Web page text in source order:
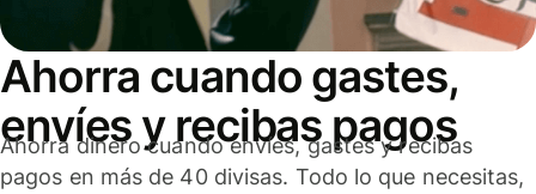
Ahorra cuando gastes,
envíes y recibas pagos
Ahorra dinero cuando envíes, gastes y recibas
pagos en más de 40 divisas. Todo lo que necesitas,